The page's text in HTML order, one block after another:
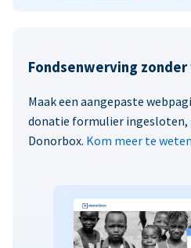
Fondsenwerving
Maak een aangepaste
donatie formulier
Donorbox. Kom meer te weten